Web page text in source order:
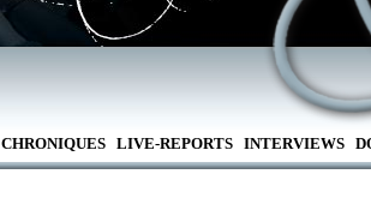
CHRONIQUES LIVE-REPORTS INTERVIEWS